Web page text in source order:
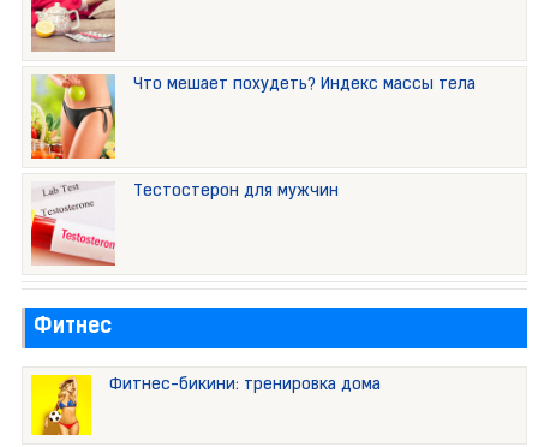
Что мешает похудеть? Индекс массы тела
Тестостерон для мужчин
Фитнес
Фитнес-бикини: тренировка дома